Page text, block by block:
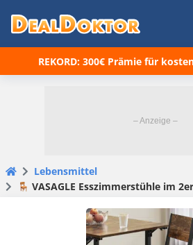
REKORD: 300€ Prämie für
Lebensmittel
🪑 VASAGLE Esszimmerstühle im 2er-